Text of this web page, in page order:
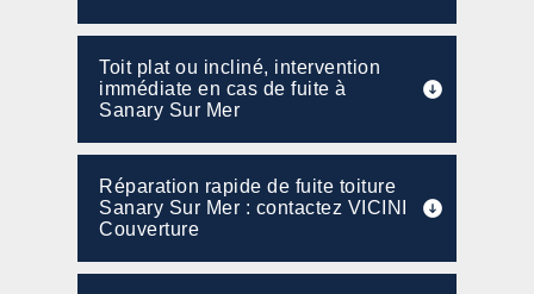
Toit plat ou incliné, intervention
immédiate en cas de fuite à
Sanary Sur Mer
Réparation rapide de fuite toiture
Sanary Sur Mer : contactez VICINI
Couverture